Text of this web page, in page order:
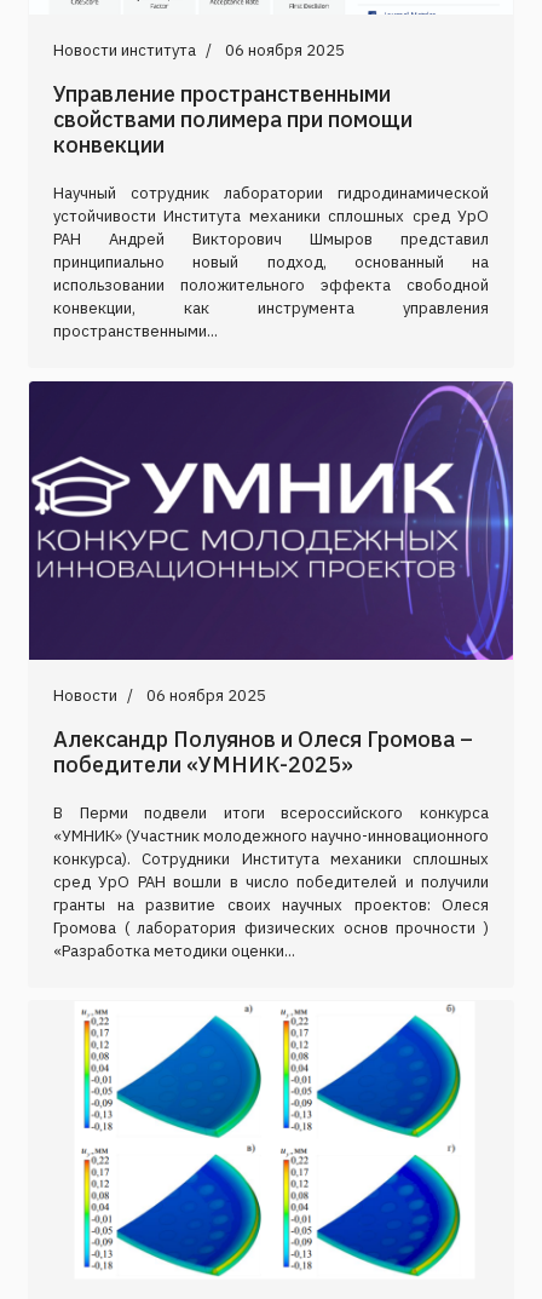
Новости института 06 ноября 2025
Управление пространственными
свойствами полимера при помощи
конвекции
Научный сотрудник лаборатории гидродинамической
устойчивости Института механики сплошных сред УрО
РАН Андрей Викторович Шмыров представил
принципиально новый подход, основанный на
использовании положительного эффекта свободной
конвекции, как инструмента управления
пространственными...
Новости 06 ноября 2025
Александр Полуянов и Олеся Громова –
победители «УМНИК-2025»
В Перми подвели итоги всероссийского конкурса
«УМНИК» (Участник молодежного научно-инновационного
конкурсa). Сотрудники Института механики сплошных
сред УрО РАН вошли в число победителей и получили
гранты на развитие своих научных проектов: Олеся
Громова ( лаборатория физических основ прочности )
«Разработка методики оценки...